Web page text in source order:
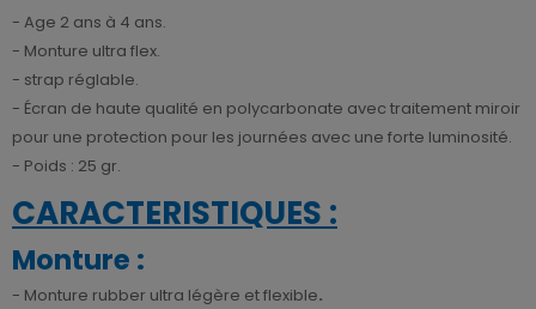
- Age 2 ans à 4 ans.
- Monture ultra flex.
- strap réglable.
- Écran de haute qualité en polycarbonate avec traitement miroir
pour une protection pour les journées avec une forte luminosité.
- Poids : 25 gr.
CARACTERISTIQUES :
Monture :
- Monture rubber ultra légère et flexible.